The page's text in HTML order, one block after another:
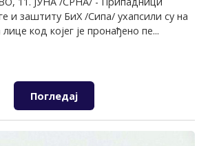
и заштиту БиХ /Сипа/ ухапсили су на
код којег је пронађено пе...
Погледај